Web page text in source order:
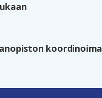
koordinoima